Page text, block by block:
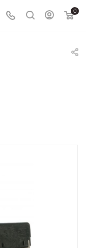
0